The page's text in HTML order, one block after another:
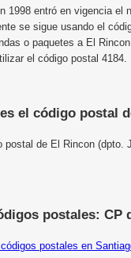
1998 entró en vigencia el
se sigue usando el
o paquetes a El
el código postal 4184.
el código postal
postal de El Rincon (dpto.
postales: CP
postales en